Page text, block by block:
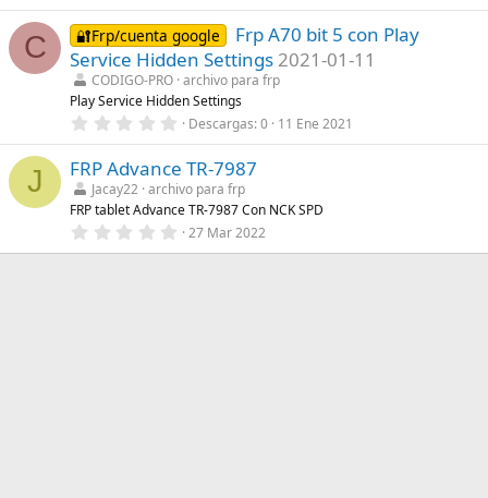
l
l
a
(
s
0
0
e
s
t
r
e
l
(
s
)
C 🔐Frp/cuenta google
Frp A70 bit 5 con Play
Service Hidden Settings 2021-01-11
CODIGO-PRO archivo para frp
Play Service Hidden Settings
0
0
0
e
s
t
r
l
Descargas 0 11 Ene 2021
J FRP Advance TR-7987
Jacay22 archivo para frp
FRP tablet Advance TR-7987 Con NCK SPD
0
0
27 Mar 2022